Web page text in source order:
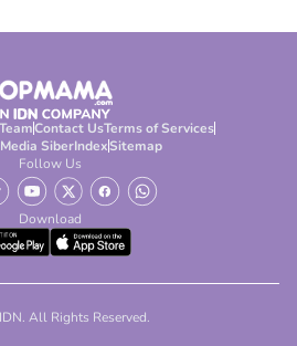
Contact UsTerms of Services
SiberIndexSitemap
Follow Us
Download
All Rights Reserved.